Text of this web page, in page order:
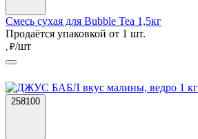
Смесь сухая для Bubble Tea 1,5кг
Продаётся упаковкой от 1 шт.
, ₽/шт
258100